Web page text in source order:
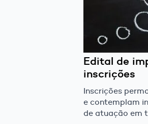
Edital de
inscrições
Inscrições
e contemplam
de atuação em